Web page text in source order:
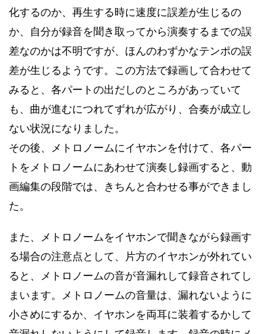
化するのか、再生する時に速度に誤差が生じるの
か、自分が録音を聞き取ってから演奏するまでの誤
差なのかは不明ですが、ほんのわずかなテンポの誤
差が生じるようです。この方法で録画して合わせて
みると、各パートの出だしのところがあっていて
も、曲が進むにつれてずれが広がり、合奏が成立し
ない状況になりました。
その後、メトロノームにイヤホンを付けて、各パー
トをメトロノームにあわせて演奏し録画すると、動
画編集の段階では、きちんと合わせる事ができまし
た。
また、メトロノームをイヤホンで聞きながら録画す
る場合の注意点として、片方のイヤホンが外れてい
ると、メトロノームの音が音漏れして録音されてし
まいます。メトロノームの音量は、漏れないように
小さめにするか、イヤホンを両耳に装着するかして